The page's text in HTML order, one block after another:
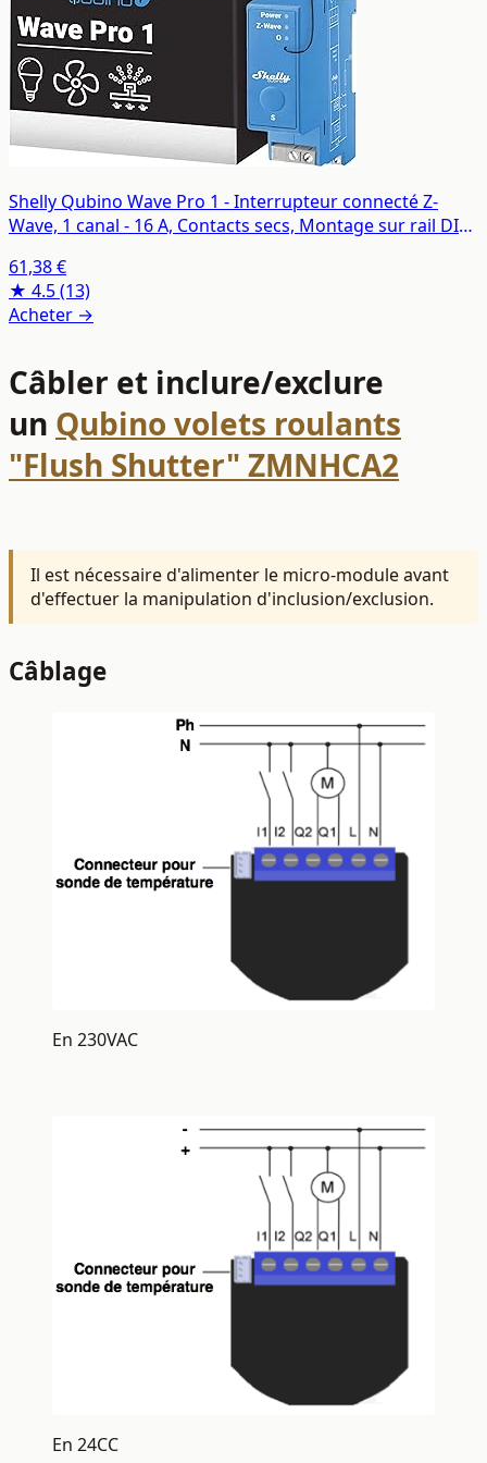
Shelly Qubino Wave Pro 1 - Interrupteur connecté Z-
Wave, 1 canal - 16 A, Contacts secs, Montage sur rail DIN,
61,38 €
★ 4.5(13)
Acheter →
Câbler et inclure/exclure
un Qubino volets roulants
"Flush Shutter" ZMNHCA2
Il est nécessaire d'alimenter le micro-module avant
d'effectuer la manipulation d'inclusion/exclusion.
Câblage
En 230VAC
En 24CC